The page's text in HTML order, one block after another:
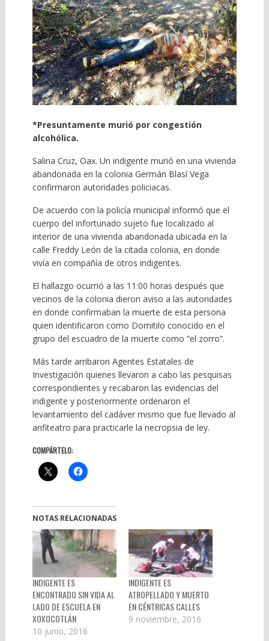
*Presuntamente murió por congestión
alcohólica.
Salina Cruz, Oax. Un indigente murió en una vivienda
abandonada en la colonia Germán Blasí Vega
confirmaron autoridades policiacas.
De acuerdo con la policía municipal informó que el
cuerpo del infortunado sujeto fue localizado al
interior de una vivienda abandonada ubicada en la
calle Freddy León de la citada colonia, en donde
vivía en compañía de otros indigentes.
El hallazgo ocurrió a las 11:00 horas después que
vecinos de la colonia dieron aviso a las autoridades
en donde confirmaban la muerte de esta persona
quien identificaron como Domitilo conocido en el
grupo del escuadro de la muerte como “el zorro”.
Más tarde arribaron Agentes Estatales de
Investigación quienes llevaron a cabo las pesquisas
correspondientes y recabaron las evidencias del
indigente y posteriormente ordenaron el
levantamiento del cadáver mismo que fue llevado al
anfiteatro para practicarle la necropsia de ley.
COMPÁRTELO:
NOTAS RELACIONADAS
INDIGENTE ES
ENCONTRADO SIN VIDA AL
LADO DE ESCUELA EN
XOXOCOTLÁN
10 junio, 2016
INDIGENTE ES
ATROPELLADO Y MUERTO
EN CÉNTRICAS CALLES
9 noviembre, 2016